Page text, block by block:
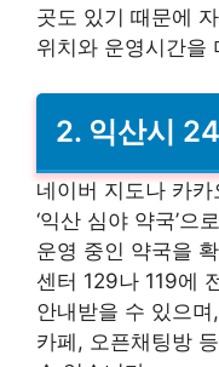
곳도 있기 때문에
위치와 운영시간을
2. 익산시
네이버 지도나 카카
‘익산 심야 약국’으
운영 중인 약국을
센터 129나 119에
안내받을 수 있으
카페, 오픈채팅방